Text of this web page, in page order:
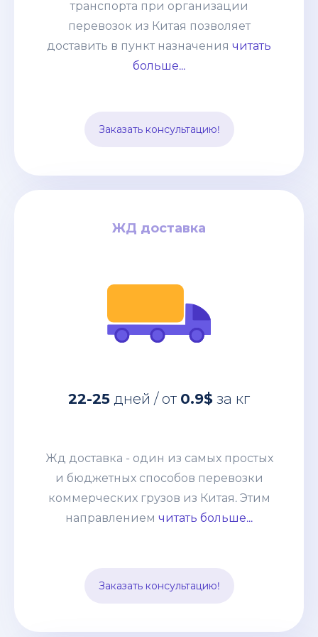
транспорта при организации
перевозок из Китая позволяет
доставить в пункт назначения читать
больше...
Заказать консультацию!
сборных грузов, что позволяет
опта.
ЖД доставка
22-25 дней / от 0.9$ за кг
Жд доставка - один из самых простых
и бюджетных способов перевозки
коммерческих грузов из Китая. Этим
направлением читать больше...
Заказать консультацию!
ЖД доставка
22-25
дней / от
Жд доставка - один из самых простых
направлением мы возим от
небольших сборных грузов 100-200кг
до целых контейнеров. Развитая
система жд сообщения позволяет без
другими видами транспорта.